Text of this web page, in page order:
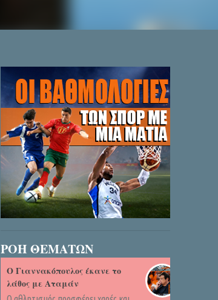
ΡΟΗ ΘΕΜΑΤΩΝ
Ο Γιαννακόπουλος έκανε το
λάθος με Αταμάν